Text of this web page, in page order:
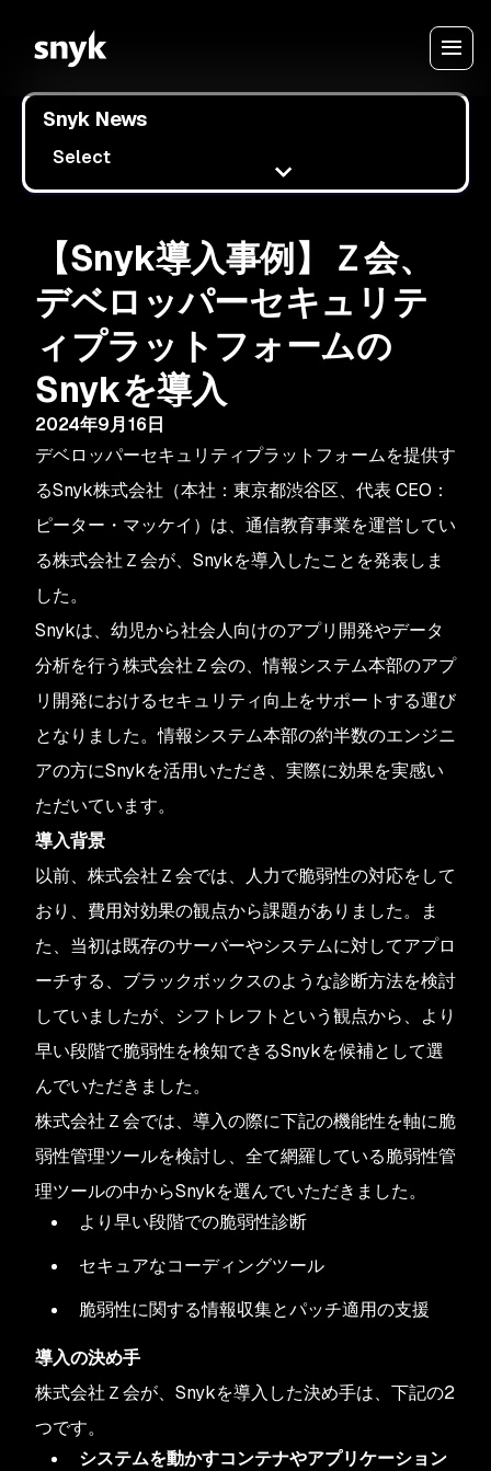
Snyk News
Select
【Snyk導入事例】Ｚ会、
デベロッパーセキュリテ
ィプラットフォームの
Snykを導入
2024年9月16日
デベロッパーセキュリティプラットフォームを提供す
るSnyk株式会社（本社：東京都渋谷区、代表 CEO：
ピーター・マッケイ）は、通信教育事業を運営してい
る株式会社Ｚ会が、Snykを導入したことを発表しま
した。
Snykは、幼児から社会人向けのアプリ開発やデータ
分析を行う株式会社Ｚ会の、情報システム本部のアプ
リ開発におけるセキュリティ向上をサポートする運び
となりました。情報システム本部の約半数のエンジニ
アの方にSnykを活用いただき、実際に効果を実感い
ただいています。
導入背景
以前、株式会社Ｚ会では、人力で脆弱性の対応をして
おり、費用対効果の観点から課題がありました。ま
た、当初は既存のサーバーやシステムに対してアプロ
ーチする、ブラックボックスのような診断方法を検討
していましたが、シフトレフトという観点から、より
早い段階で脆弱性を検知できるSnykを候補として選
んでいただきました。
株式会社Ｚ会では、導入の際に下記の機能性を軸に脆
弱性管理ツールを検討し、全て網羅している脆弱性管
理ツールの中からSnykを選んでいただきました。
より早い段階での脆弱性診断
セキュアなコーディングツール
脆弱性に関する情報収集とパッチ適用の支援
導入の決め手
株式会社Ｚ会が、Snykを導入した決め手は、下記の2
つです。
システムを動かすコンテナやアプリケーション